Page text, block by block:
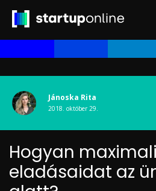
Jánoska Rita
2018. október 29.
Hogyan
eladásaidat az